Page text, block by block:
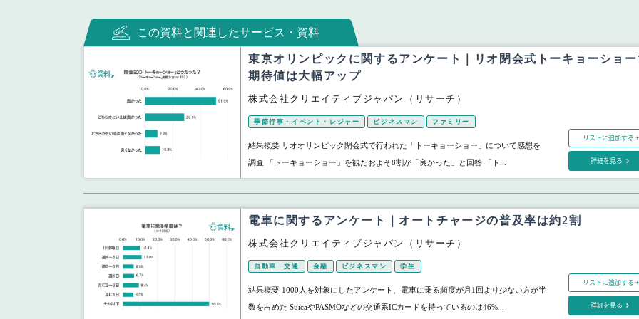
この資料と関連したサービス・資料
東京オリンピックに関するアンケート｜リオ閉会式トーキョーショ
期待値は大幅アップ
株式会社クリエイティブジャパン（リサーチ）
季節行事・イベント・レジャー ビジネスマン ファミリー
結果概要 リオオリンピック閉会式で行われた「トーキョーショー」について感想を
調査 「トーキョーショー」を観たおよそ8割が「良かった」と回答 「ト...
リストに追加する +
詳細を見る
電車に関するアンケート｜オートチャージの普及率は約2割
株式会社クリエイティブジャパン（リサーチ）
自動車・交通 金融 ビジネスマン 学生
結果概要 1000人を対象にしたアンケート、電車に乗る頻度が月1回より少ない方が半
数を占めた SuicaやPASMOなどの交通系ICカードを持っているのは46%...
リストに追加する +
詳細を見る